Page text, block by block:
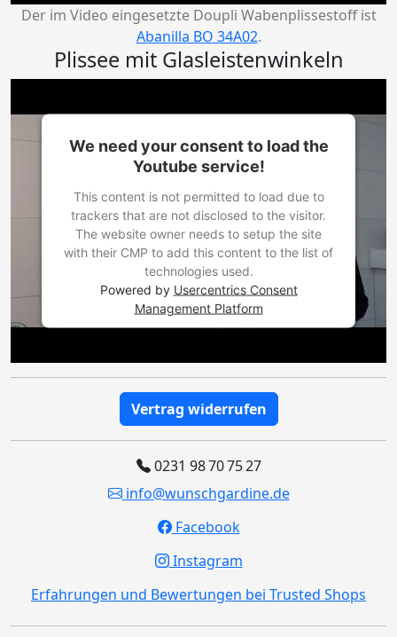
Der im Video eingesetzte Doupli Wabenplissestoff ist
Abanilla BO 34A02.
Plissee mit Glasleistenwinkeln
We need your consent to load the
Youtube service!
This content is not permitted to load due to
trackers that are not disclosed to the visitor.
The website owner needs to setup the site
with their CMP to add this content to the list of
technologies used.
Powered by Usercentrics Consent
Management Platform
Vertrag widerrufen
0231 98 70 75 27
info@wunschgardine.de
Facebook
Instagram
Erfahrungen und Bewertungen bei Trusted Shops